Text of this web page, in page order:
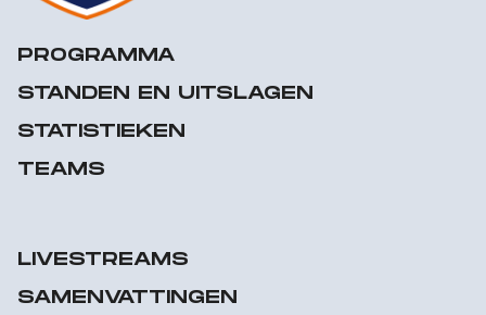
PROGRAMMA
STANDEN EN UITSLAGEN
STATISTIEKEN
TEAMS
LIVESTREAMS
SAMENVATTINGEN